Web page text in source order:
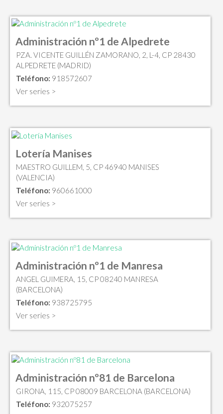
Administración nº1 de Alpedrete
PZA. VICENTE GUILLÉN ZAMORANO, 2, L-4, CP 28430
ALPEDRETE (MADRID)
Teléfono: 918572607
Ver series >
Lotería Manises
MAESTRO GUILLEM, 5, CP 46940 MANISES
(VALENCIA)
Teléfono: 960661000
Ver series >
Administración nº1 de Manresa
ANGEL GUIMERA, 15, CP 08240 MANRESA
(BARCELONA)
Teléfono: 938725795
Ver series >
Administración nº81 de Barcelona
GIRONA, 115, CP 08009 BARCELONA (BARCELONA)
Teléfono: 932075257